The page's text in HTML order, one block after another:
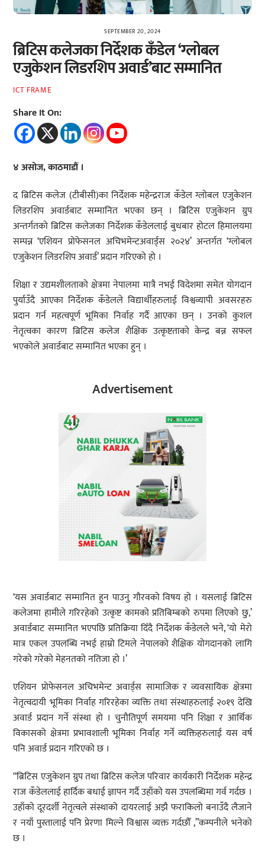
SEPTEMBER 20, 2024
ब्रिटिस कलेजका निर्देशक कँडेल ‘ग्लोबल
एजुकेशन लिडरशिप अवार्ड’बाट सम्मानित
ICT FRAME
Share It On:
४ असोज, काठमाडौं ।
द ब्रिटिस कलेज (टीबीसी)का निर्देशक महेन्द्रराज कँडेल ग्लोबल एजुकेशन
लिडरशिप अवार्डबाट सम्मानित भएका छन् । ब्रिटिस एजुकेशन ग्रुप
अन्तर्गतको ब्रिटिस कलेजका निर्देशक कँडेललाई बुधबार होटल हिमालयमा
सम्पन्न ‘एशियन प्रोफेसनल अचिभमेन्टअवार्ड्स २०२४’ अन्तर्गत ‘ग्लोबल
एजुकेशन लिडरशिप अवार्ड’ प्रदान गरिएको हो ।
शिक्षा र उद्यमशीलताको क्षेत्रमा नेपालमा मात्रै नभई विदेशमा समेत योगदान
पुर्याउँदै आएका निर्देशक कँडेलले विद्यार्थीहरुलाई विश्वव्यापी अवसरहरु
प्रदान गर्न महत्वपूर्ण भूमिका निर्वाह गर्दै आएका छन् । उनको कुशल
नेतृत्वका कारण ब्रिटिस कलेज शैक्षिक उत्कृष्टताको केन्द्र बन्न सफल
भएकोले अवार्डबाट सम्मानित भएका हुन् ।
Advertisement
‘यस अवार्डबाट सम्मानित हुन पाउनु गौरवको विषय हो । यसलाई ब्रिटिस
कलेजमा हामीले गरिरहेको उत्कृष्ट कामको प्रतिबिम्बको रुपमा लिएको छु,’
अवार्डबाट सम्मानित भएपछि प्रतिक्रिया दिँदै निर्देशक कँडेलले भने, ‘यो मेरो
मात्र एकल उपलब्धि नभई हाम्रो टिमले नेपालको शैक्षिक योगदानको लागि
गरेको गरेको मेहनतको नतिजा हो ।’
एशियन प्रोफेसनल अचिभमेन्ट अवार्ड्स सामाजिक र व्यवसायिक क्षेत्रमा
नेतृत्वदायी भूमिका निर्वाह गरिरहेका व्यक्ति तथा संस्थाहरुलाई २०१९ देखि
अवार्ड प्रदान गर्ने संस्था हो । चुनौतिपूर्ण समयमा पनि शिक्षा र आर्थिक
विकासको क्षेत्रमा प्रभावशाली भूमिका निर्वाह गर्ने व्यक्तिहरुलाई यस वर्ष
पनि अवार्ड प्रदान गरिएको छ ।
“ब्रिटिस एजुकेशन ग्रुप तथा ब्रिटिस कलेज परिवार कार्यकारी निर्देशक महेन्द्र
राज कँडेललाई हार्दिक बधाई ज्ञापन गर्दै उहाँको यस उपलब्धिमा गर्व गर्दछ ।
उहाँको दूरदर्शी नेतृत्वले संस्थाको दायरलाई अझै फराकिलो बनाउँदै लैजाने
र नयाँ पुस्तालाई पनि प्रेरणा मिल्ने विश्वास व्यक्त गर्दछौँ ,”कम्पनीले भनेको
छ ।